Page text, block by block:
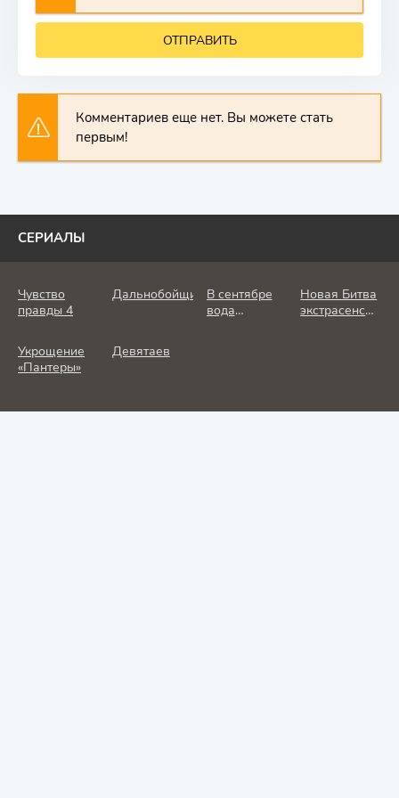
ОТПРАВИТЬ
Комментариев еще нет. Вы можете стать
первым!
СЕРИАЛЫ
Чувство
правды 4
Дальнобойщик
В сентябре
вода
Новая Битва
экстрасенсов
Укрощение
«Пантеры»
Девятаев